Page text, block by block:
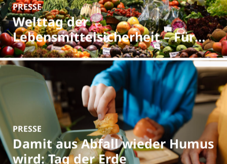
PRESSE
Welttag der
Lebensmittelsicherheit – Für
mehr Bewusstsein im Umgang
mit Lebensmitteln
PRESSE
Damit aus Abfall wieder Humus
wird: Tag der Erde